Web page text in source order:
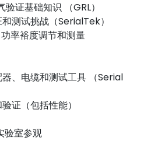
证基础知识 （GRL）
测试挑战（SerialTek）
率裕度调节和测量
、电缆和测试工具 （Serial
证（包括性能）
验室参观